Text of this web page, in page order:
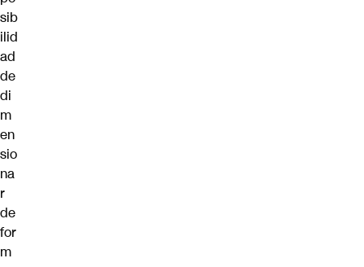
sib
ilid
ad
de
di
m
en
sio
na
r
de
for
m